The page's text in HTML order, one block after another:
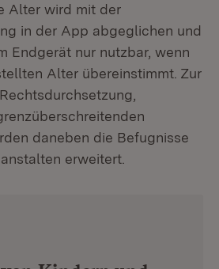
Alter wird mit der
in der App abgeglichen und
Endgerät nur nutzbar, wenn
Alter übereinstimmt. Zur
daneben die Befugnisse
erweitert.